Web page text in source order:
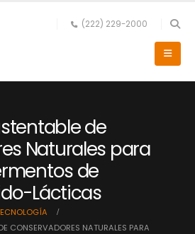
(222) 229-2000
de
Naturales para
de
Lácticas
CONSERVADORES NATURALES PARA